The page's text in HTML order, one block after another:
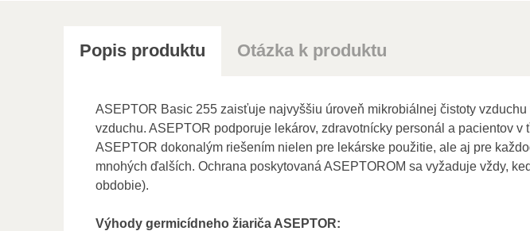
Popis produktu Otázka k produktu
ASEPTOR Basic 255 zaisťuje najvyššiu úroveň mikrobiálnej čistoty
vzduchu. ASEPTOR podporuje lekárov, zdravotnícky personál a pacientov
ASEPTOR dokonalým riešením nielen pre lekárske použitie, ale aj pre
mnohých ďalších. Ochrana poskytovaná ASEPTOROM sa vyžaduje vždy,
obdobie).
Výhody germicídneho žiariča ASEPTOR: